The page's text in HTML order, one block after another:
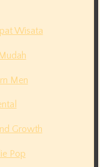
Wisata
Men
Growth
Pop